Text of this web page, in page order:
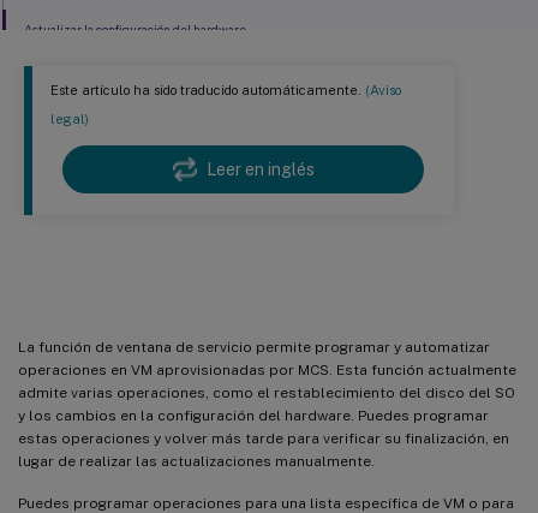
Este artículo ha sido traducido automáticamente. (Aviso
legal)
Leer en inglés
La función de ventana de servicio permite programar y automatizar
operaciones en VM aprovisionadas por MCS. Esta función actualmente
admite varias operaciones, como el restablecimiento del disco del SO
y los cambios en la configuración del hardware. Puedes programar
estas operaciones y volver más tarde para verificar su finalización, en
lugar de realizar las actualizaciones manualmente.
Puedes programar operaciones para una lista específica de VM o para
Actualizar la configuración del hardware